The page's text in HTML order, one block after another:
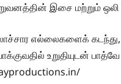
இசை மற்றும் ஒலி
எல்லைகளைக்
உறுதியுடன்